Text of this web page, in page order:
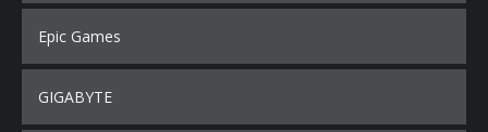
Epic Games
GIGABYTE